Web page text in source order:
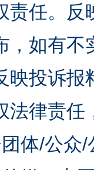
责任。
，如有
映投诉
法律责
体/公众